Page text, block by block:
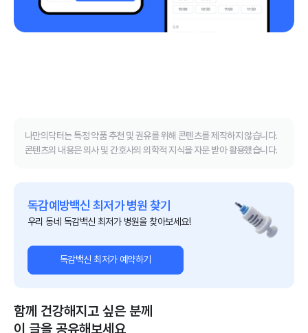
나만의닥터는 특정 약품 추천 및 권유를 위해 콘텐츠를 제작하지 않습니다.
콘텐츠의 내용은 의사 및 간호사의 의학적 지식을 자문 받아 활용했습니다.
독감예방백신 최저가 병원 찾기
우리 동네 독감백신 최저가 병원을 찾아보세요!
독감백신 최저가 예약하기
함께 건강해지고 싶은 분께
이 글을 공유해보세요